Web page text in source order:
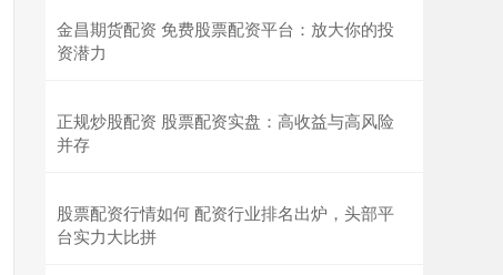
金昌期货配资 免费股票配资平台：放大你的投
资潜力
正规炒股配资 股票配资实盘：高收益与高风险
并存
股票配资行情如何 配资行业排名出炉，头部平
台实力大比拼